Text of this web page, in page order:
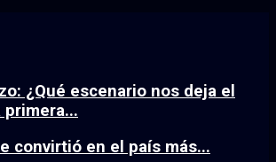
¿Qué escenario nos deja el
convirtió en el país más...